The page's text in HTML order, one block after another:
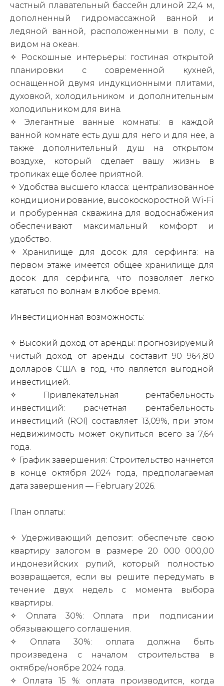
частный плавательный бассейн длиной 22,4 м,
дополненный гидромассажной ванной и
ледяной ванной, расположенными в полу, с
видом на океан.
✧ Роскошные интерьеры: гостиная открытой
планировки с современной кухней,
оснащенной двумя индукционными плитами,
духовкой, холодильником и дополнительным
холодильником для вина.
✧ Элегантные ванные комнаты: в каждой
ванной комнате есть душ для него и для нее, а
также дополнительный душ на открытом
воздухе, который сделает вашу жизнь в
тропиках еще более приятной.
✧ Удобства высшего класса: централизованное
кондиционирование, высокоскоростной Wi-Fi
и пробуренная скважина для водоснабжения
обеспечивают максимальный комфорт и
удобство.
✧ Хранилище для досок для серфинга: на
первом этаже имеется общее хранилище для
досок для серфинга, что позволяет легко
кататься по волнам в любое время.
Инвестиционная возможность:
✧ Высокий доход от аренды: прогнозируемый
чистый доход от аренды составит 90 964,80
долларов США в год, что является выгодной
инвестицией.
✧ Привлекательная рентабельность
инвестиций: расчетная рентабельность
инвестиций (ROI) составляет 13,09%, при этом
недвижимость может окупиться всего за 7,64
года.
✧ График завершения: Строительство начнется
в конце октября 2024 года, предполагаемая
дата завершения — February 2026.
План оплаты:
✧ Удерживающий депозит: обеспечьте свою
квартиру залогом в размере 20 000 000,00
индонезийских рупий, который полностью
возвращается, если вы решите передумать в
течение двух недель с момента выбора
квартиры.
✧ Оплата 30%: Оплата при подписании
обязывающего соглашения.
✧ Оплата 30%: оплата должна быть
произведена с началом строительства в
октябре/ноябре 2024 года.
✧ Оплата 15 %: оплата производится, когда